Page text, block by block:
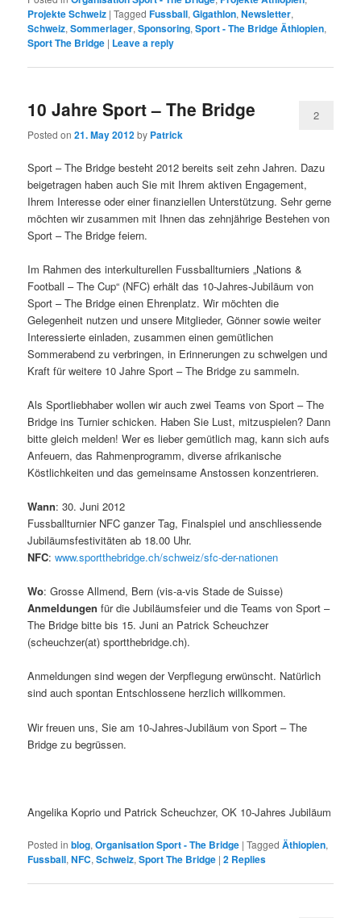
Projekte Schweiz |Tagged Fussball,Gigathlon,Newsletter,
Schweiz,Sommerlager,Sponsoring,Sport - The Bridge Äthiopien,
Sport The Bridge | Leave a reply
10 Jahre Sport – The Bridge
Posted on21. May 2012by Patrick
2
Sport – The Bridge besteht 2012 bereits seit zehn Jahren. Dazu
beigetragen haben auch Sie mit Ihrem aktiven Engagement,
Ihrem Interesse oder einer finanziellen Unterstützung. Sehr gerne
möchten wir zusammen mit Ihnen das zehnjährige Bestehen von
Sport – The Bridge feiern.
Im Rahmen des interkulturellen Fussballturniers „Nations &
Football – The Cup“ (NFC) erhält das 10-Jahres-Jubiläum von
Sport – The Bridge einen Ehrenplatz. Wir möchten die
Gelegenheit nutzen und unsere Mitglieder, Gönner sowie weiter
Interessierte einladen, zusammen einen gemütlichen
Sommerabend zu verbringen, in Erinnerungen zu schwelgen und
Kraft für weitere 10 Jahre Sport – The Bridge zu sammeln.
Als Sportliebhaber wollen wir auch zwei Teams von Sport – The
Bridge ins Turnier schicken. Haben Sie Lust, mitzuspielen? Dann
bitte gleich melden! Wer es lieber gemütlich mag, kann sich aufs
Anfeuern, das Rahmenprogramm, diverse afrikanische
Köstlichkeiten und das gemeinsame Anstossen konzentrieren.
Wann: 30. Juni 2012
Fussballturnier NFC ganzer Tag, Finalspiel und anschliessende
Jubiläumsfestivitäten ab 18.00 Uhr.
NFC:www.sportthebridge.ch/schweiz/sfc-der-nationen
Wo: Grosse Allmend, Bern (vis-a-vis Stade de Suisse)
Anmeldungenfür die Jubiläumsfeier und die Teams von Sport –
The Bridge bitte bis 15. Juni an Patrick Scheuchzer
(scheuchzer(at) sportthebridge.ch).
Anmeldungen sind wegen der Verpflegung erwünscht. Natürlich
sind auch spontan Entschlossene herzlich willkommen.
Wir freuen uns, Sie am 10-Jahres-Jubiläum von Sport – The
Bridge zu begrüssen.
Angelika Koprio und Patrick Scheuchzer, OK 10-Jahres Jubiläum
Posted in blog,Organisation Sport - The Bridge |Tagged Äthiopien,
Fussball,NFC,Schweiz,Sport The Bridge |2 Replies